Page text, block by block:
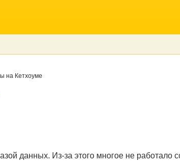
на Кетхоуме
данных. Из-за этого многое не работало